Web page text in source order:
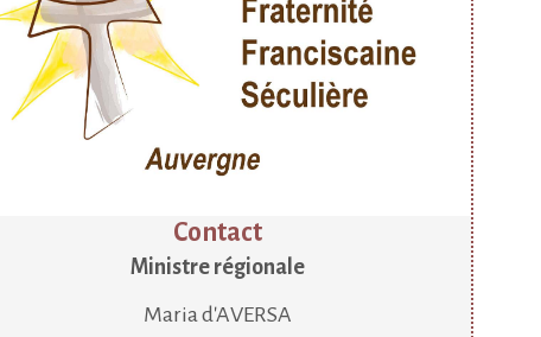
Contact
Ministre régionale
Maria d'AVERSA